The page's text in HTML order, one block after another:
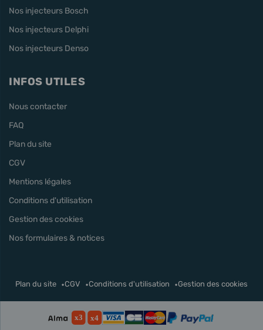
Nos injecteurs Bosch
Nos injecteurs Delphi
Nos injecteurs Denso
INFOS UTILES
Nous contacter
FAQ
Plan du site
CGV
Mentions légales
Conditions d'utilisation
Gestion des cookies
Nos formulaires & notices
Plan du site CGV Conditions d'utilisation Gestion des cookies